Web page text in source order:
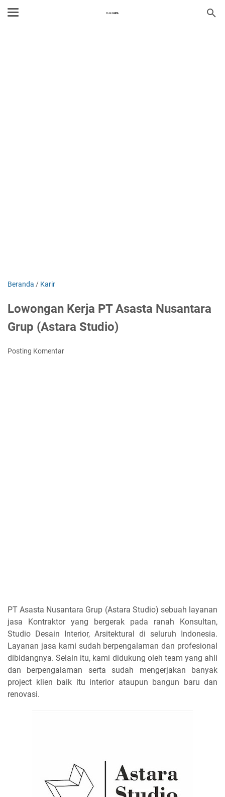
Beranda / Karir
Lowongan Kerja PT Asasta Nusantara
Grup (Astara Studio)
Posting Komentar
PT Asasta Nusantara Grup (Astara Studio) sebuah layanan
jasa Kontraktor yang bergerak pada ranah Konsultan,
Studio Desain Interior, Arsitektural di seluruh Indonesia.
Layanan jasa kami sudah berpengalaman dan profesional
dibidangnya. Selain itu, kami didukung oleh team yang ahli
dan berpengalaman serta sudah mengerjakan banyak
project klien baik itu interior ataupun bangun baru dan
renovasi.